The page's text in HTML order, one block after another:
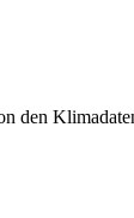
den